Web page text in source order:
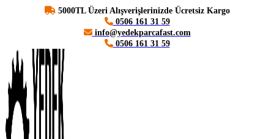
5000TL Üzeri Alışverişlerinizde Ücretsiz Kargo
0506 161 31 59
info@yedekparcafast.com
0506 161 31 59